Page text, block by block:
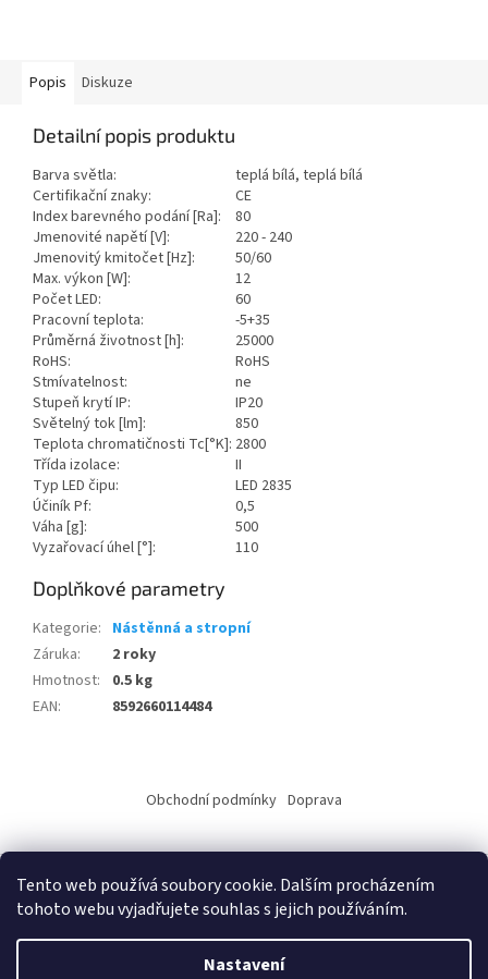
Tento web používá soubory cookie. Dalším procházením
tohoto webu vyjadřujete souhlas s jejich používáním.
Nastavení
Popis Diskuze
Detailní popis produktu
Barva světla:
teplá bílá, teplá bílá
Certifikační znaky:
CE
Index barevného podání [Ra]:
80
Jmenovité napětí [V]:
220 - 240
Jmenovitý kmitočet [Hz]:
50/60
Max. výkon [W]:
12
Počet LED:
60
Pracovní teplota:
-5+35
Průměrná životnost [h]:
25000
RoHS:
RoHS
Stmívatelnost:
ne
Stupeň krytí IP:
IP20
Světelný tok [lm]:
850
Teplota chromatičnosti Tc[°K]: 2800
Třída izolace:
II
Typ LED čipu:
LED 2835
Účiník Pf:
0,5
Váha [g]:
500
Vyzařovací úhel [°]:
110
Doplňkové parametry
Kategorie: Nástěnná a stropní
Záruka:
2 roky
Hmotnost:
0.5 kg
EAN: 8592660114484
a
t
Obchodní podmínky Doprava
Vytvořil Shoptet
ALKO elektro s.r.o.. Všechna práva vyhrazena.